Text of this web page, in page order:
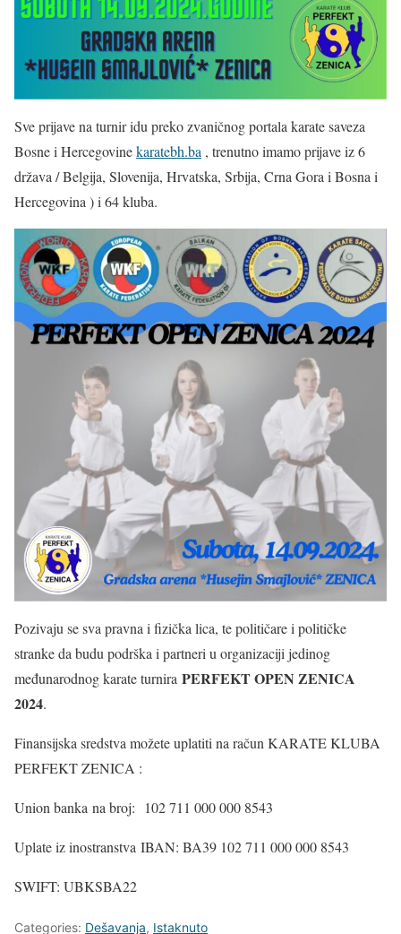
Sve prijave na turnir idu preko zvaničnog portala karate saveza
Bosne i Hercegovinekaratebh.ba , trenutno imamo prijave iz 6
država / Belgija, Slovenija, Hrvatska, Srbija, Crna Gora i Bosna i
Hercegovina ) i 64 kluba.
Pozivaju se sva pravna i fizička lica, te političare i političke
stranke da budu podrška i partneri u organizaciji jedinog
međunarodnog karate turnira PERFEKT OPEN ZENICA
2024.
Finansijska sredstva možete uplatiti na račun KARATE KLUBA
PERFEKT ZENICA :
Union banka na broj: 102 711 000 000 8543
Uplate iz inostranstva IBAN: BA39 102 711 000 000 8543
SWIFT: UBKSBA22
Categories: Dešavanja, Istaknuto